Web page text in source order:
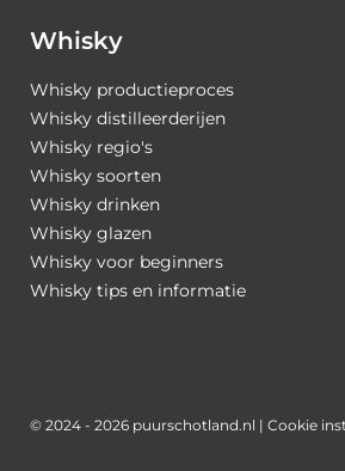
Whisky
Whisky productieproces
Whisky distilleerderijen
Whisky regio's
Whisky soorten
Whisky drinken
Whisky glazen
Whisky voor beginners
Whisky tips en informatie
© 2024 - 2026 puurschotland.nl | Cookie